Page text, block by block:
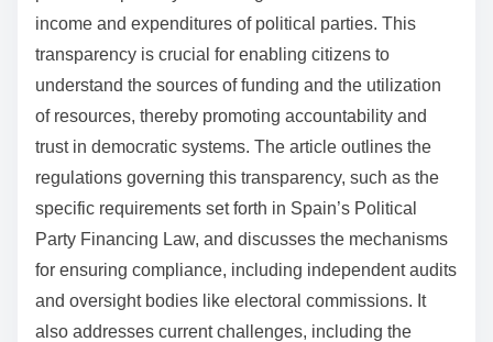
income and expenditures of political parties. This
transparency is crucial for enabling citizens to
understand the sources of funding and the utilization
of resources, thereby promoting accountability and
trust in democratic systems. The article outlines the
regulations governing this transparency, such as the
specific requirements set forth in Spain’s Political
Party Financing Law, and discusses the mechanisms
for ensuring compliance, including independent audits
and oversight bodies like electoral commissions. It
also addresses current challenges, including the